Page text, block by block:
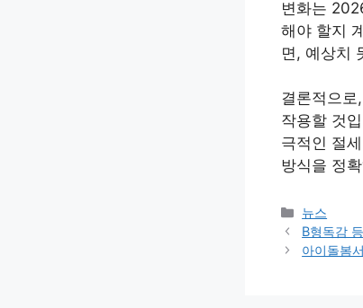
변화는
해야 할지
면, 예상치
결론적으
작용할 것
극적인 절
방식을 정
카
테
고
뉴스
B형독감
아이돌봄